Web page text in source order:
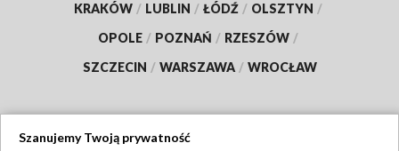
KRAKÓW / LUBLIN / ŁÓDŹ / OLSZTYN /
OPOLE / POZNAŃ / RZESZÓW /
SZCZECIN / WARSZAWA / WROCŁAW
Szanujemy Twoją prywatność